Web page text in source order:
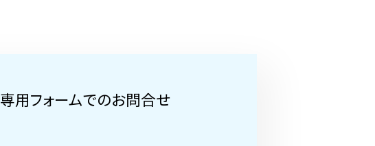
専用フォームでのお問合せ